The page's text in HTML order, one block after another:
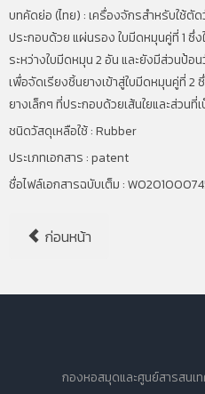
บทคัดย่อ (ไทย) :เครื่องจักรสำหรับใช้ตั
ประกอบด้วย แผ่นรอง ใบมีดหมุนคู่ที่1ซึ่ง
ระหว่างใบมีดหมุน2อัน และยังมีส่วนป้อ
เพื่อจัดเรียงชิ้นยางเข้าสู่ใบมีดหมุนคู่ที่2
ยางเล็กๆ ที่ประกอบด้วยเส้นใยและส่วน
ชนิดวัสดุเหลือใช้ : Rubber
ประเภทเอกสาร : patent
ชื่อไฟล์เอกสารฉบับเต็ม :
ก่อนหน้า
กองหอสมุดและศูนย์สารสนเ